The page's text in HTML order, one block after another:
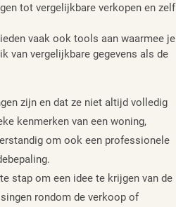
tot vergelijkbare verkopen en zelf
vaak ook tools aan waarmee je
van vergelijkbare gegevens als de
zijn en dat ze niet altijd volledig
kenmerken van een woning,
om ook een professionele
stap om een idee te krijgen van de
rondom de verkoop of